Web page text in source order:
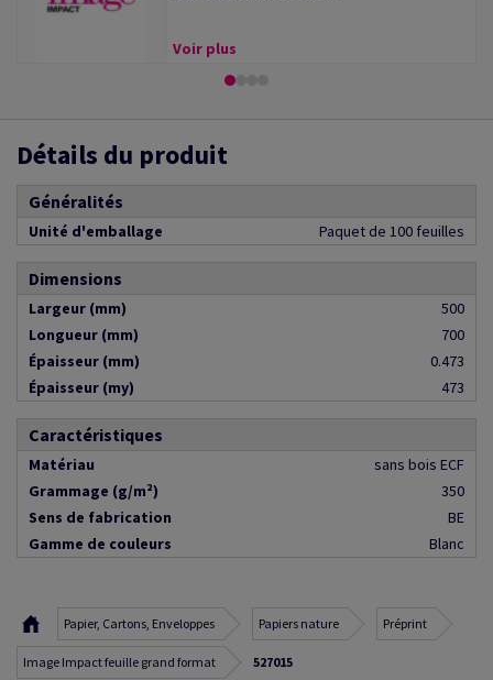
Voir plus
Détails du produit
Généralités
Unité d'emballage Paquet de 100 feuilles
Dimensions
Largeur (mm)
500
Longueur (mm)
700
Épaisseur (mm)
0.473
Épaisseur (my)
473
Caractéristiques
Matériau
sans bois ECF
Grammage (g/m²)
350
Sens de fabrication
BE
Gamme de couleurs
Blanc
Papier, Cartons, Enveloppes Papiers nature Préprint
Image Impact feuille grand format 527015